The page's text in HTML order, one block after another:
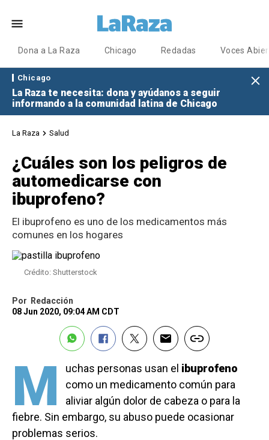
Dona a La Raza Chicago Redadas Voces
Chicago
La Raza te necesita: dona y ayúdanos a seguir
informando a la comunidad latina de Chicago
La Raza Salud
¿Cuáles son los peligros de
automedicarse con
ibuprofeno?
El ibuprofeno es uno de los medicamentos más
comunes en los hogares
Crédito: Shutterstock
Por
Redacción
08 Jun 2020, 09:04 AM CDT
M uchas personas usan el ibuprofeno
como un medicamento común para
aliviar algún dolor de cabeza o para la
fiebre. Sin embargo, su abuso puede ocasionar
problemas serios.